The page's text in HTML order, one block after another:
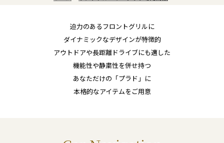
迫力のあるフロントグリルに
ダイナミックなデザインが特徴的
アウトドアや長距離ドライブにも適した
機能性や静粛性を併せ持つ
あなただけの「プラド」に
本格的なアイテムをご用意